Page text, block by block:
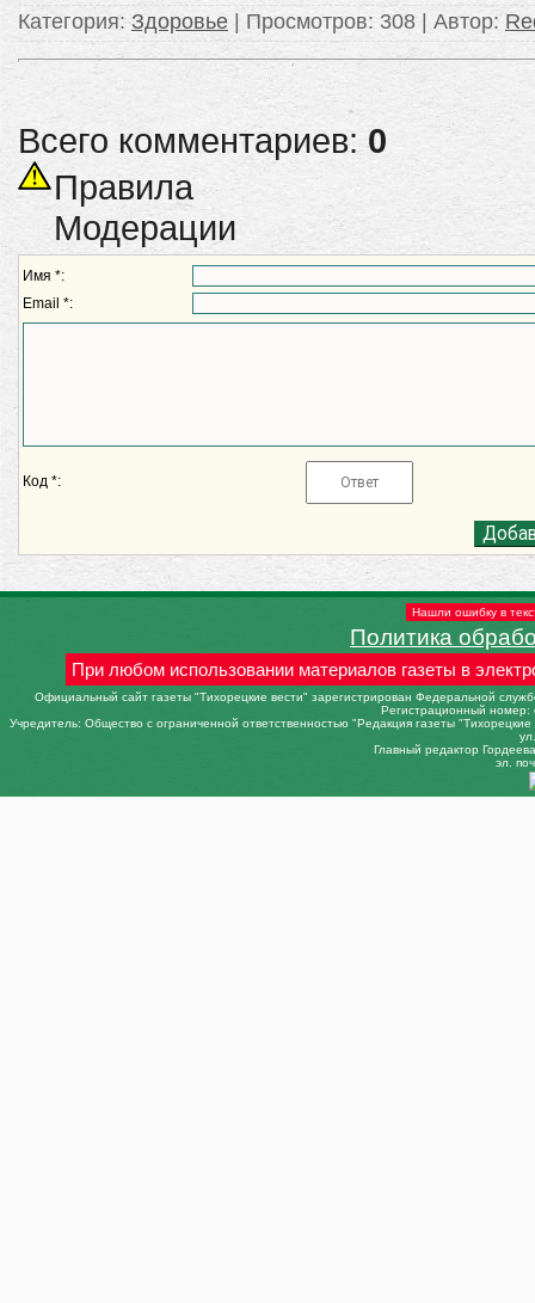
Категория: Здоровье | Просмотров: 308 | Автор:
Всего комментариев: 0
Правила
Модерации
Имя *:
Email *:
Код *:
Нашли ошибку в
Политика
При любом использовании материалов газеты в
Официальный сайт газеты "Тихорецкие вести" зарегистрирован Федеральной
Регистрационный
Учредитель: Общество с ограниченной ответственностью "Редакция газеты
Главный редактор
эл.